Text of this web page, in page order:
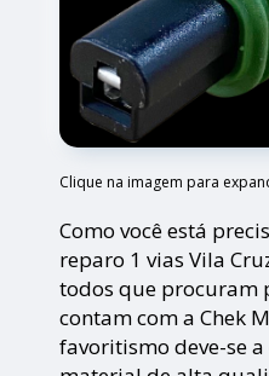
Clique na imagem para
Como você está
reparo 1 vias Vila
todos que procuram
contam com a Chek
favoritismo deve-se